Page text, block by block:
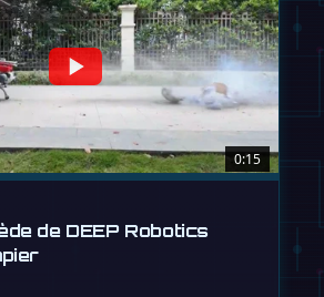
0:15
de DEEP Robotics